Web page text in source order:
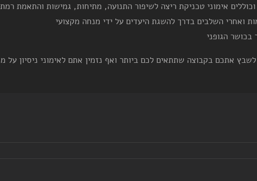
אימוני טכניקת ריצה לשיפור התנועה, מתיחות, גמישות והתאמת
ואחרי השלבים בדרך להשגת היעדים על ידי מנחה מקצועי
בכושר הגופני
אתכם בקבוצה שתתאים לכם ביותר ואף נזמין אתם לאימוני ניסיון על